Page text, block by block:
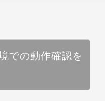
での動作確認を